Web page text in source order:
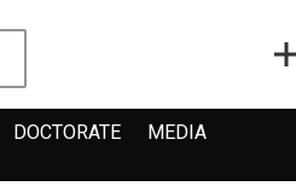
DOCTORATE
MEDIA